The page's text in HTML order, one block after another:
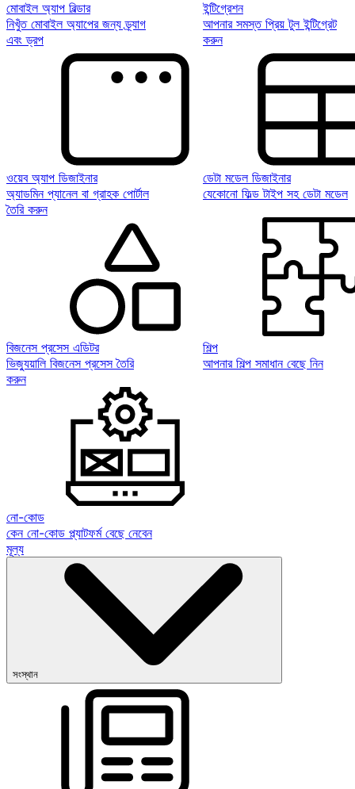
মোবাইল অ্যাপ বিল্ডার
নিখুঁত মোবাইল অ্যাপের জন্য ড্র্যাগ
এবং ড্রপ
ইন্টিগ্রেশন
আপনার সমস্ত প্রিয় টুল ইন্টিগ্রেট
করুন
ওয়েব অ্যাপ ডিজাইনার
অ্যাডমিন প্যানেল বা গ্রাহক পোর্টাল
তৈরি করুন
ডেটা মডেল ডিজাইনার
যেকোনো ফিল্ড টাইপ সহ ডেটা মডেল
বিজনেস প্রসেস এডিটর
ভিজ্যুয়ালি বিজনেস প্রসেস তৈরি
করুন
শিল্প
আপনার শিল্প সমাধান বেছে নিন
নো-কোড
কেন নো-কোড প্ল্যাটফর্ম বেছে নেবেন
মূল্য
সংস্থান